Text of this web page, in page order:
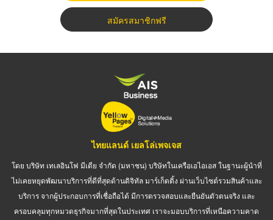
สมัครสมาชิกฟรี
ไทยแลนด์ เยลโล่เพจเจส
โดย บริษัท เทเลอินโฟ มีเดีย จำกัด (มหาชน) บริษัทในเครือเอไอเอส ในฐานะผู้นำที่
ไม่เคยหยุดพัฒนาบริการที่ดีที่สุดด้านดิจิทัล มาร์เก็ตติ้ง ผ่านเว็บไซต์รวมสินค้าและ
บริการ จากผู้ประกอบการที่เชื่อถือได้ มีการตรวจสอบและยืนยันตัวตนจริง และ
ครอบคลุมทุกหมวดธุรกิจมากที่สุดในประเทศ เราจะมอบบริการที่เหนือความคาด